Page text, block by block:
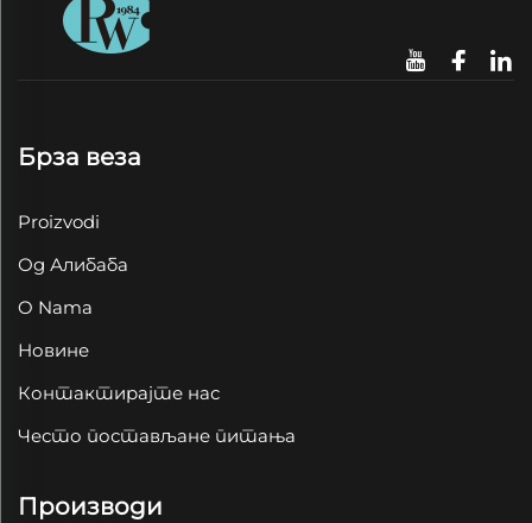
Брза веза
Proizvodi
Од Алибаба
O Nama
Новине
Контактирајте нас
Често постављане питања
Производи